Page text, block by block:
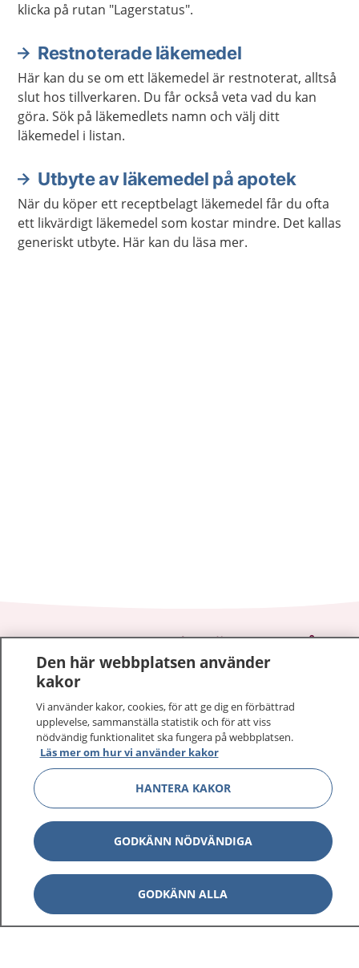
klicka på rutan "Lagerstatus".
Restnoterade läkemedel
Här kan du se om ett läkemedel är restnoterat, alltså
slut hos tillverkaren. Du får också veta vad du kan
göra. Sök på läkemedlets namn och välj ditt
läkemedel i listan.
Utbyte av läkemedel på apotek
När du köper ett receptbelagt läkemedel får du ofta
ett likvärdigt läkemedel som kostar mindre. Det kallas
generiskt utbyte. Här kan du läsa mer.
1177–tryggt om din hälsa och vård
På 1177.se får du råd om hälsa och information om
sjukdomar och vilka mottagningar du kan kontakta.
Logga in för att läsa din journal och göra dina
vårdärenden. Ring telefonnummer 1177 för
sjukvårdsrådgivning dygnet runt.
1177 ger dig råd när du vill må bättre.
1177 på flera språk Visa
Om 1177 Visa
Den här webbplatsen använder
kakor
Vi använder kakor, cookies, för att ge dig en förbättrad
upplevelse, sammanställa statistik och för att viss
nödvändig funktionalitet ska fungera på webbplatsen.
Läs mer om hur vi använder kakor
HANTERA KAKOR
GODKÄNN NÖDVÄNDIGA
GODKÄNN ALLA